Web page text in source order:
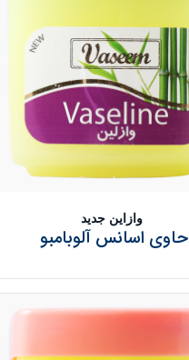
وازاین جدید
حاوی اسانس آلوبامبو